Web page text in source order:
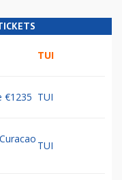
TUI
€1235 TUI
TUI